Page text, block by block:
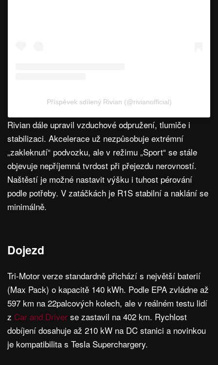
Příspěvek sdílený Rivian (@rivianofficial)
Rivian dále upravil vzduchové odpružení, tlumiče i
stabilizaci. Akcelerace už nezpůsobuje extrémní
„zakleknutí“ podvozku, ale v režimu „Sport“ se stále
objevuje nepříjemná tvrdost při přejezdu nerovností.
Naštěstí je možné nastavit výšku i tuhost pérování
podle potřeby. V zatáčkách je R1S stabilní a naklání se
minimálně.
Dojezd
Tri-Motor verze standardně přichází s největší baterií
(Max Pack) o kapacitě 140 kWh. Podle EPA zvládne až
597 km na 22palcových kolech, ale v reálném testu lidí
z Car and Driver se zastavil na 402 km. Rychlost
dobíjení dosahuje až 210 kW na DC stanici a novinkou
je kompatibilita s Tesla Superchargery.